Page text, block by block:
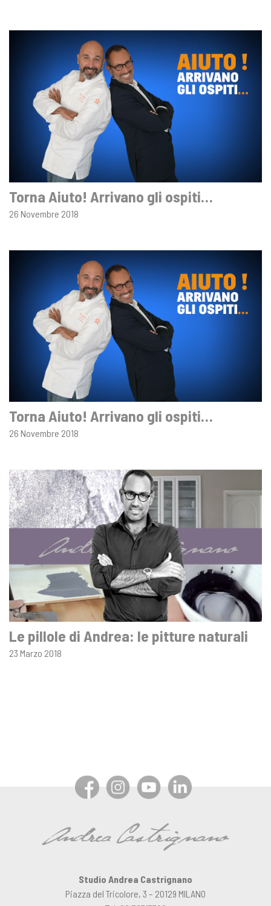
Torna Aiuto! Arrivano gli ospiti…
26 Novembre 2018
Torna Aiuto! Arrivano gli ospiti…
26 Novembre 2018
Le pillole di Andrea: le pitture naturali
23 Marzo 2018
Studio Andrea Castrignano
Piazza del Tricolore, 3 – 20129 MILANO